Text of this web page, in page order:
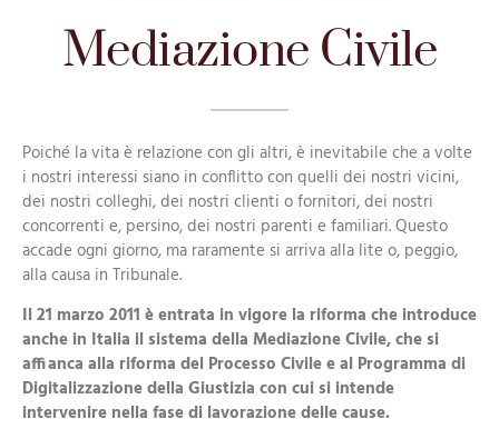
Mediazione Civile
Poiché la vita è relazione con gli altri, è inevitabile che a volte
i nostri interessi siano in conflitto con quelli dei nostri vicini,
dei nostri colleghi, dei nostri clienti o fornitori, dei nostri
concorrenti e, persino, dei nostri parenti e familiari. Questo
accade ogni giorno, ma raramente si arriva alla lite o, peggio,
alla causa in Tribunale.
Il 21 marzo 2011 è entrata in vigore la riforma che introduce
anche in Italia il sistema della Mediazione Civile, che si
affianca alla riforma del Processo Civile e al Programma di
Digitalizzazione della Giustizia con cui si intende
intervenire nella fase di lavorazione delle cause.